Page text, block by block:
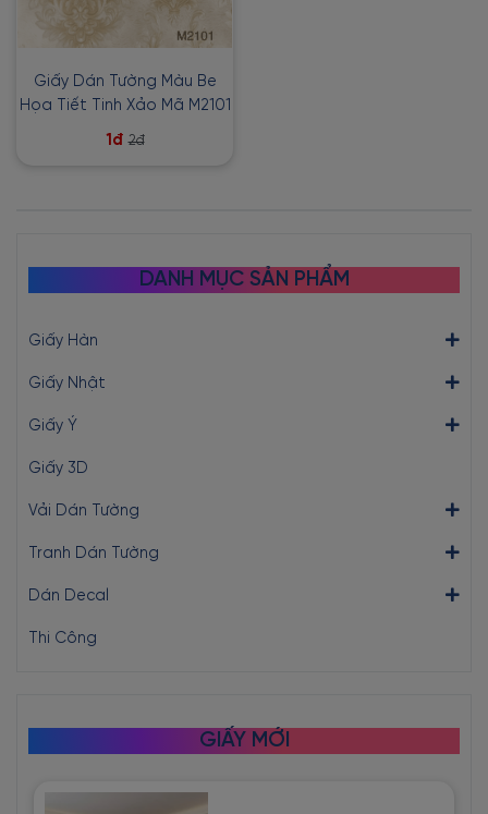
Giấy Dán Tường Màu Be
Họa Tiết Tinh Xảo Mã M2101
1đ 2đ
DANH MỤC SẢN PHẨM
Giấy Hàn
Giấy Nhật
Giấy Ý
Giấy 3D
Vải Dán Tường
Tranh Dán Tường
Dán Decal
Thi Công
GIẤY MỚI